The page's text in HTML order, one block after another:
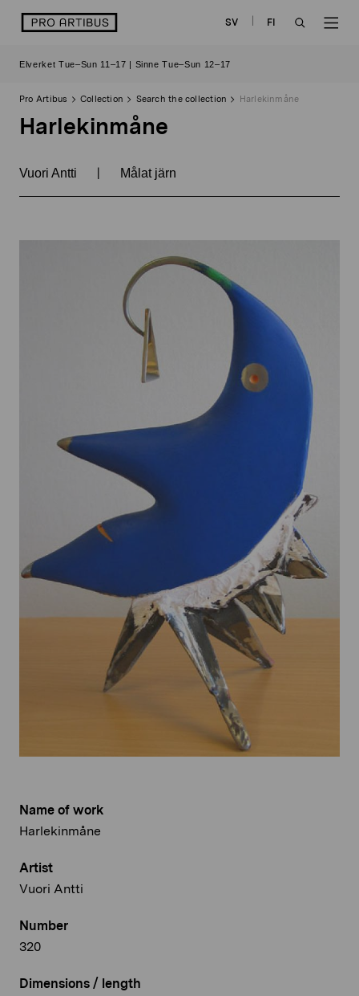
logo SV
FI
Elverket Tue–Sun 11–17 | Sinne Tue–Sun 12–17
Pro Artibus Collection Search the collection Harlekinmåne
Harlekinmåne
Vuori Antti | Målat järn
Name of work
Harlekinmåne
Artist
Vuori Antti
Number
320
Dimensions / length